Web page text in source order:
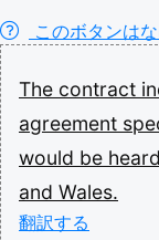
このボタンは
The contract
agreement
would be heard
and Wales.
翻訳する